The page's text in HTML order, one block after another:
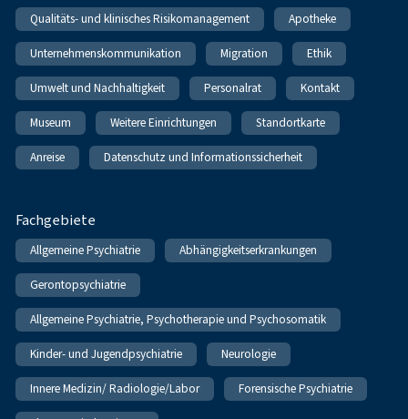
Qualitäts- und klinisches Risikomanagement Apotheke
Unternehmenskommunikation Migration Ethik
Umwelt und Nachhaltigkeit Personalrat Kontakt
Museum Weitere Einrichtungen Standortkarte
Anreise Datenschutz und Informationssicherheit
Fachgebiete
Allgemeine Psychiatrie Abhängigkeitserkrankungen
Gerontopsychiatrie
Allgemeine Psychiatrie, Psychotherapie und Psychosomatik
Kinder- und Jugendpsychiatrie Neurologie
Innere Medizin/ Radiologie/Labor Forensische Psychiatrie